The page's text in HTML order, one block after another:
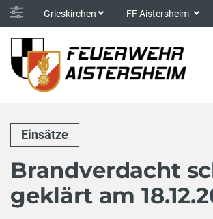
Grieskirchen FF Aistersheim
Einsätze
Brandverdacht
geklärt am